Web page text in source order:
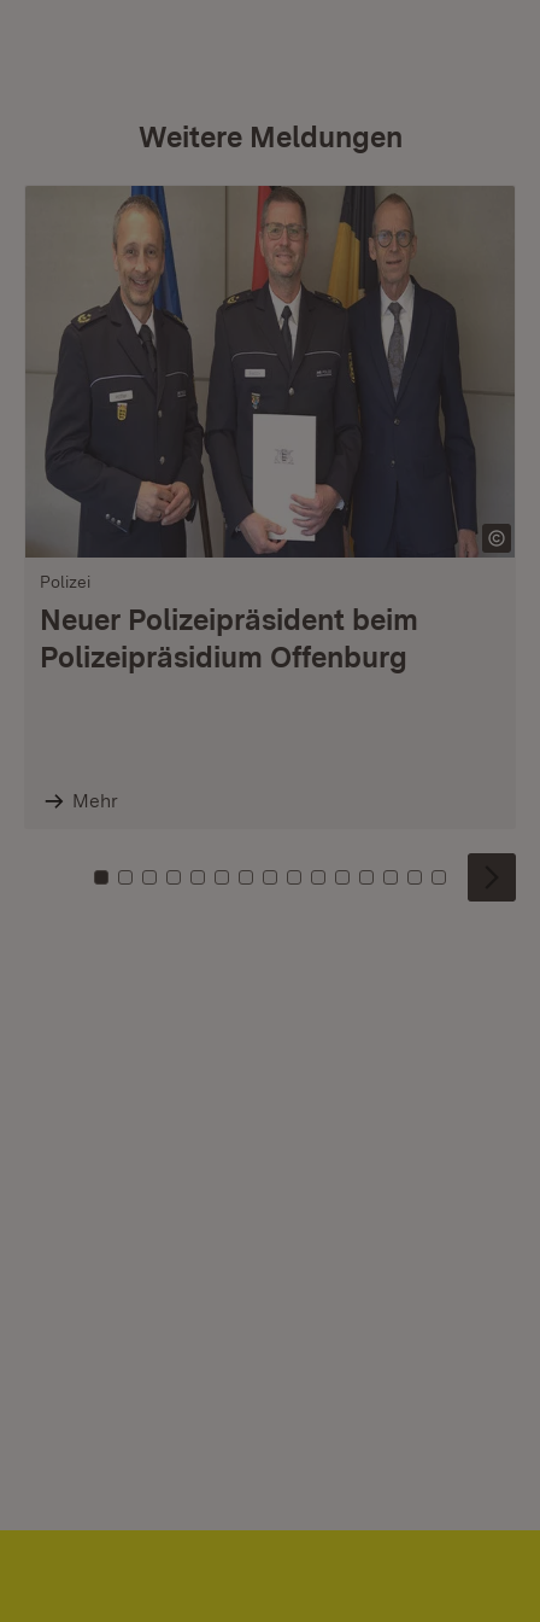
Weitere Meldungen
Polizei
Neuer Polizeipräsident beim
Polizeipräsidium Offenburg
Mehr
Zu Kachel: 0
Zu Kachel: 1
Zu Kachel: 2
Zu Kachel: 3
Zu Kachel: 4
Zu Kachel: 5
Zu Kachel: 6
Zu Kachel: 7
Zu Kachel: 8
Zu Kachel: 9
Zu Kachel: 10
Zu Kachel: 11
Zu Kachel: 12
Zu Kachel:
Zu